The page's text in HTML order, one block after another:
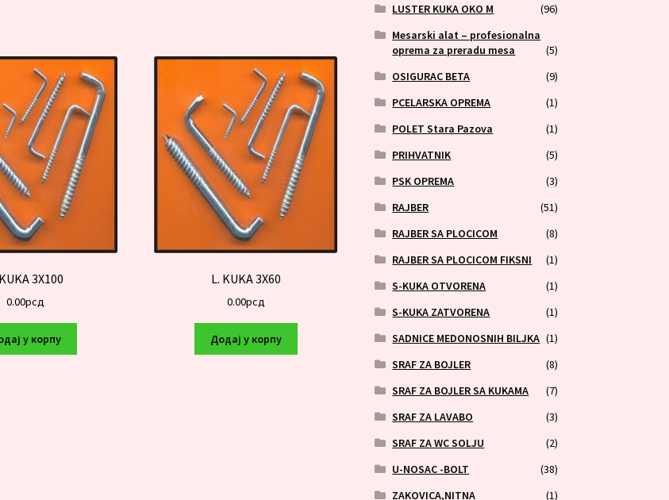
3X100
0.00рсд
у корпу
L. KUKA 3X60
0.00рсд
Додај у корпу
LUSTER KUKA OKO M
(96)
Mesarski alat – profesionalna
oprema za preradu mesa
(5)
OSIGURAC BETA
(9)
PCELARSKA OPREMA
(1)
POLET Stara Pazova
(1)
PRIHVATNIK
(5)
PSK OPREMA
(3)
RAJBER
(51)
RAJBER SA PLOCICOM
(8)
RAJBER SA PLOCICOM FIKSNI
(1)
S-KUKA OTVORENA
(1)
S-KUKA ZATVORENA
(1)
SADNICE MEDONOSNIH BILJKA (1)
SRAF ZA BOJLER
(8)
SRAF ZA BOJLER SA KUKAMA
(7)
SRAF ZA LAVABO
(3)
SRAF ZA WC SOLJU
(2)
U-NOSAC -BOLT
(38)
ZAKOVICA,NITNA
(1)